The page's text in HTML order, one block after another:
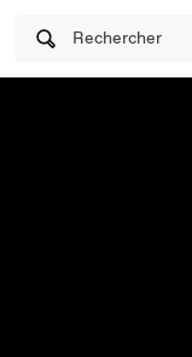
Rechercher